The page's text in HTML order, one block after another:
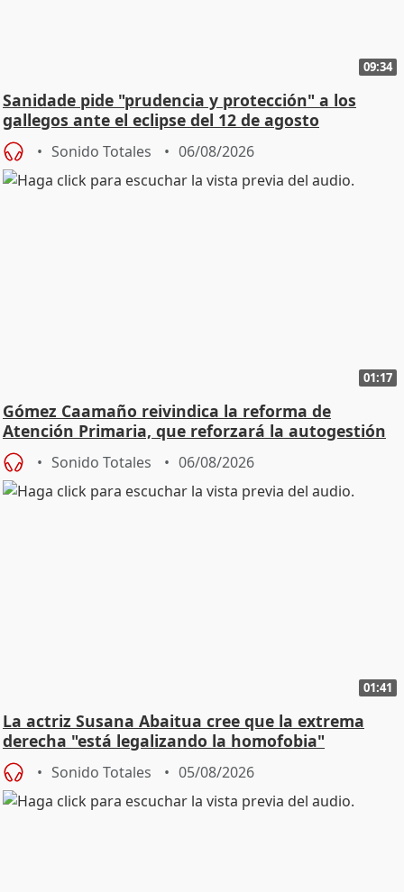
09:34
Sanidade pide "prudencia y protección" a los
gallegos ante el eclipse del 12 de agosto
Sonido Totales 06/08/2026
01:17
Gómez Caamaño reivindica la reforma de
Atención Primaria, que reforzará la autogestión
Sonido Totales 06/08/2026
01:41
La actriz Susana Abaitua cree que la extrema
derecha "está legalizando la homofobia"
Sonido Totales 05/08/2026